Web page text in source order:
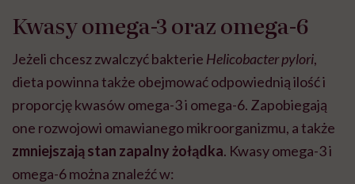
Kwasy omega-3 oraz omega-6
Jeżeli chcesz zwalczyć bakterie Helicobacter pylori,
dieta powinna także obejmować odpowiednią ilość i
proporcję kwasów omega-3 i omega-6. Zapobiegają
one rozwojowi omawianego mikroorganizmu, a także
zmniejszają stan zapalny żołądka. Kwasy omega-3 i
omega-6 można znaleźć w: